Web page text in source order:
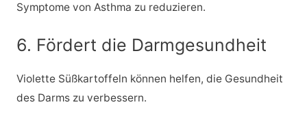
Symptome von Asthma zu reduzieren.
6. Fördert die Darmgesundheit
Violette Süßkartoffeln können helfen, die Gesundheit
des Darms zu verbessern.